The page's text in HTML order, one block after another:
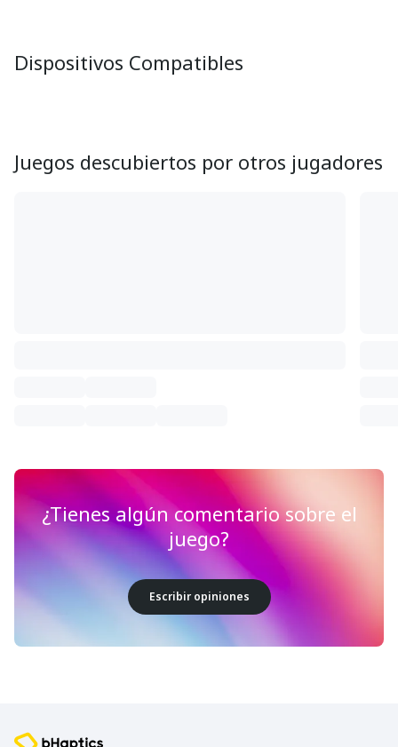
Dispositivos Compatibles
Juegos descubiertos por otros jugadores
¿Tienes algún comentario sobre el
juego?
Escribir opiniones